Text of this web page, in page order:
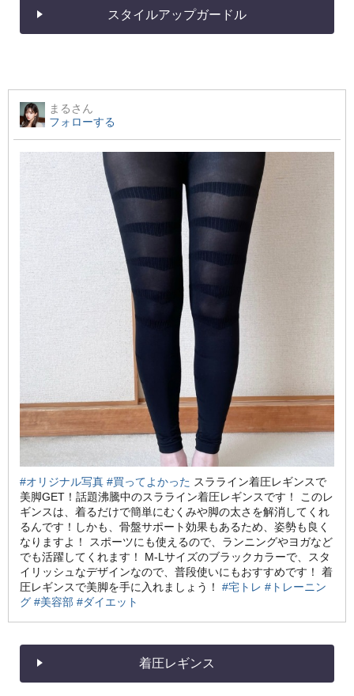
スタイルアップガードル
まる さん
フォローする
#オリジナル写真 #買ってよかった スラライン着圧レギンスで
美脚GET！話題沸騰中のスラライン着圧レギンスです！ このレ
ギンスは、着るだけで簡単にむくみや脚の太さを解消してくれ
るんです！しかも、骨盤サポート効果もあるため、姿勢も良く
なりますよ！ スポーツにも使えるので、ランニングやヨガなど
でも活躍してくれます！ M-Lサイズのブラックカラーで、スタ
イリッシュなデザインなので、普段使いにもおすすめです！ 着
圧レギンスで美脚を手に入れましょう！ #宅トレ #トレーニン
グ #美容部 #ダイエット
着圧レギンス